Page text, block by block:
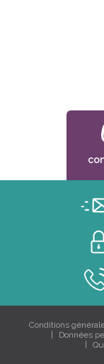
Conditions
Données